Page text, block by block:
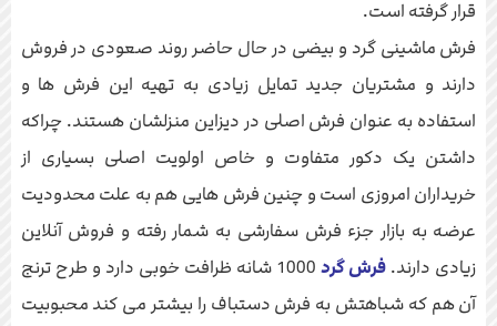
قرار گرفته است.
فرش ماشینی گرد و بیضی در حال حاضر روند صعودی در فروش
دارند و مشتریان جدید تمایل زیادی به تهیه این فرش ها و
استفاده به عنوان فرش اصلی در دیزاین منزلشان هستند. چراکه
داشتن یک دکور متفاوت و خاص اولویت اصلی بسیاری از
خریداران امروزی است و چنین فرش هایی هم به علت محدودیت
عرضه به بازار جزء فرش سفارشی به شمار رفته و فروش آنلاین
زیادی دارند. فرش گرد
1000 شانه ظرافت خوبی دارد و طرح ترنج
آن هم که شباهتش به فرش دستباف را بیشتر می کند محبوبیت